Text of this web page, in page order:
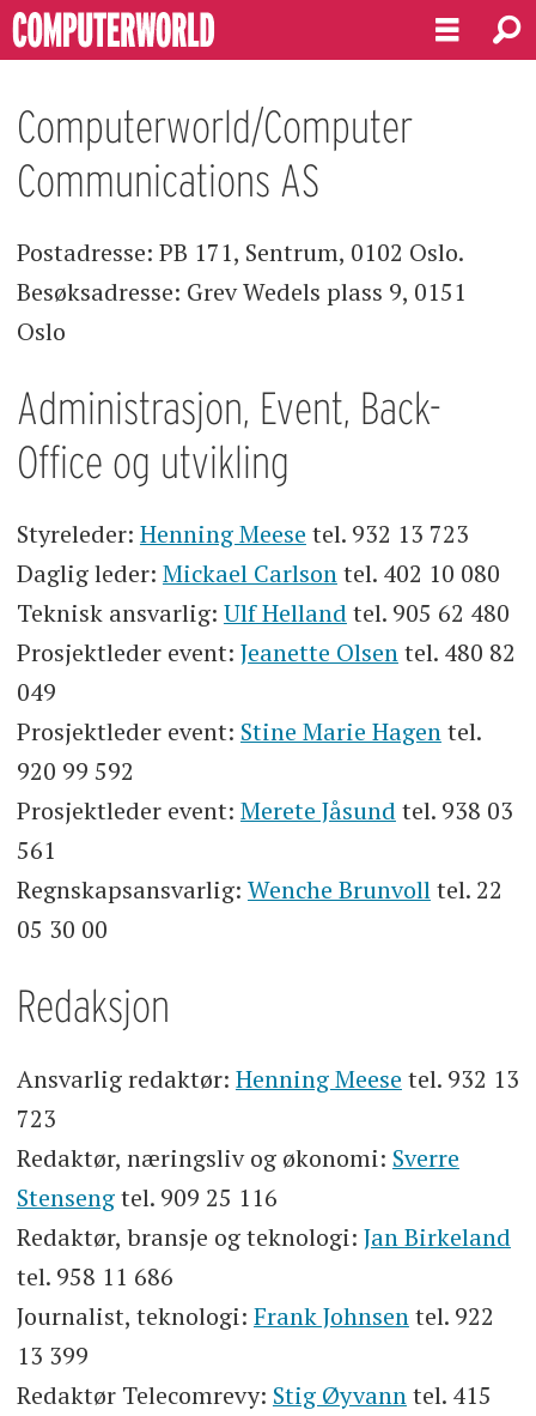
Om
Kontakt
Computerworld/Computer
Communications AS
Postadresse: PB 171, Sentrum, 0102 Oslo.
Besøksadresse: Grev Wedels plass 9, 0151
Oslo
Administrasjon, Event, Back-
Office og utvikling
Styreleder: Henning Meese tel. 932 13 723
Daglig leder: Mickael Carlsontel. 402 10 080
Teknisk ansvarlig: Ulf Helland tel. 905 62 480
Prosjektleder event: Jeanette Olsentel. 480 82
049
Prosjektleder event: Stine Marie Hagentel.
920 99 592
Prosjektleder event: Merete Jåsund tel. 938 03
561
Regnskapsansvarlig: Wenche Brunvolltel. 22
05 30 00
Redaksjon
Ansvarlig redaktør: Henning Meese tel. 932 13
723
Redaktør, næringsliv og økonomi: Sverre
Stensengtel. 909 25 116
Redaktør, bransje og teknologi: Jan Birkeland
tel. 958 11 686
Journalist, teknologi: Frank Johnsentel. 922
13 399
Redaktør Telecomrevy: Stig Øyvanntel. 415